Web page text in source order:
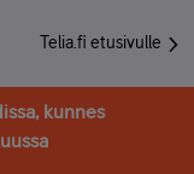
Telia.fi etusivulle
kunnes